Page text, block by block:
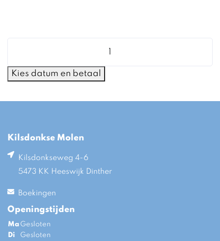
Kasteel
10:15
Kies datum en betaal
Kilsdonkse Molen
Kilsdonkseweg 4-6
5473 KK Heeswijk Dinther
Boekingen
Openingstijden
Ma Gesloten
Di
Gesloten